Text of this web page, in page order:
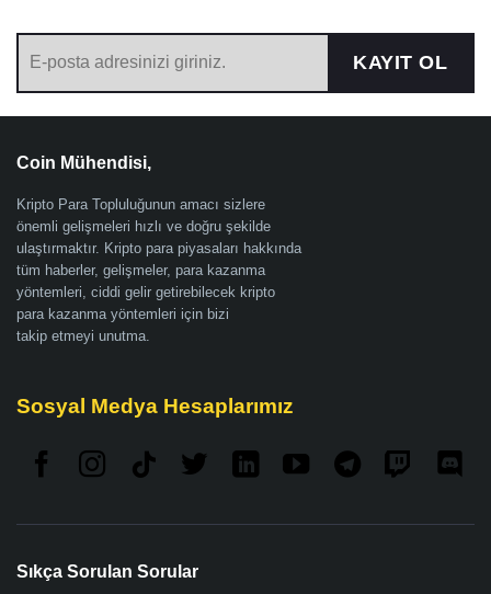
KAYIT OL
Coin Mühendisi,
Kripto Para Topluluğunun amacı sizlere
önemli gelişmeleri hızlı ve doğru şekilde
ulaştırmaktır. Kripto para piyasaları hakkında
tüm haberler, gelişmeler, para kazanma
yöntemleri, ciddi gelir getirebilecek kripto
para kazanma yöntemleri için bizi
takip etmeyi unutma.
Sosyal Medya Hesaplarımız
Sıkça Sorulan Sorular